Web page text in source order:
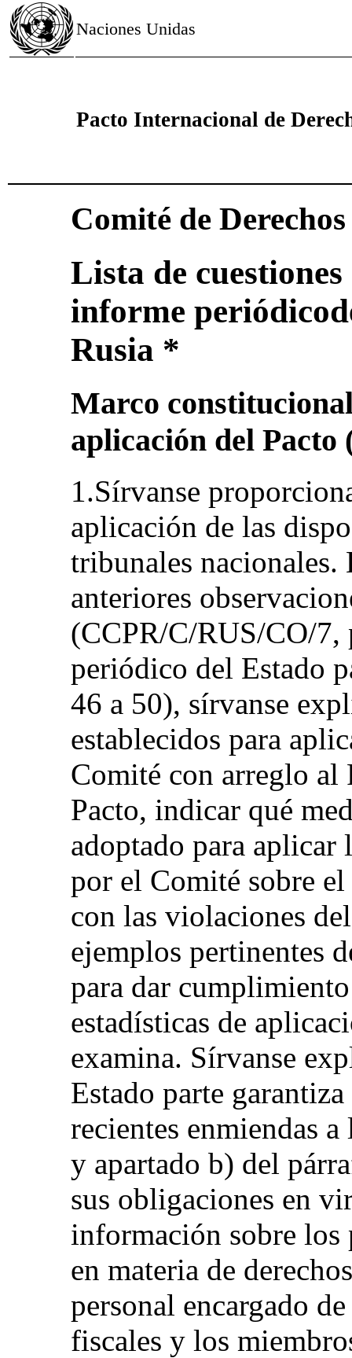
Naciones Unidas
Pacto Internacional de
Comité de
Lista de
informe
Rusia *
Marco
aplicación del Pacto
1.Sírvanse
aplicación de las
tribunales nacionales.
anteriores
(CCPR/C/RUS/CO/
periódico del Estado
46 a 50), sírvanse
establecidos para
Comité con arreglo
Pacto, indicar qué
adoptado para aplicar
por el Comité sobre
con las violaciones
ejemplos pertinentes
para dar
estadísticas de
examina. Sírvanse
Estado parte
recientes enmiendas
y apartado b) del
sus obligaciones en
información sobre los
en materia de
personal encargado
fiscales y los